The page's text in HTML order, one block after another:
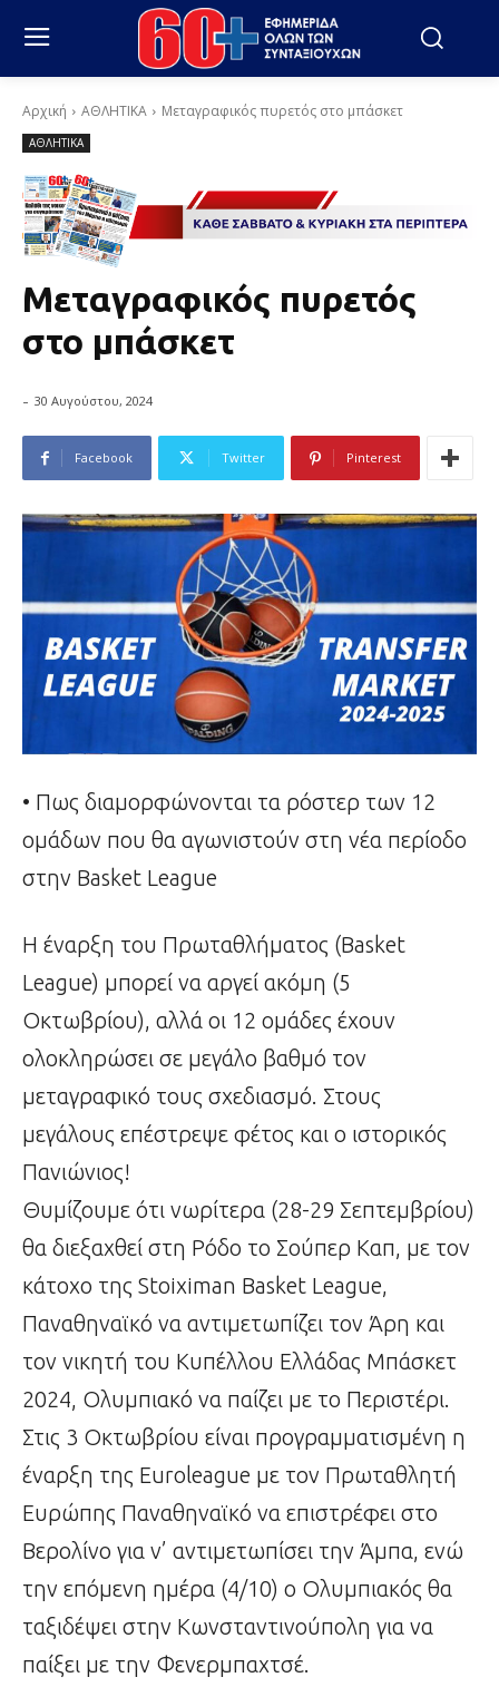
Αρχική ΑΘΛΗΤΙΚΑ Μεταγραφικός πυρετός στο μπάσκετ
ΑΘΛΗΤΙΚΑ
Μεταγραφικός πυρετός
στο μπάσκετ
- 30 Αυγούστου, 2024
Facebook Twitter Pinterest
• Πως διαμορφώνονται τα ρόστερ των 12
ομάδων που θα αγωνιστούν στη νέα περίοδο
στην Basket League
H έναρξη του Πρωταθλήματος (Basket
League) μπορεί να αργεί ακόμη (5
Οκτωβρίου), αλλά οι 12 ομάδες έχουν
ολοκληρώσει σε μεγάλο βαθμό τον
μεταγραφικό τους σχεδιασμό. Στους
μεγάλους επέστρεψε φέτος και ο ιστορικός
Πανιώνιος!
Θυμίζουμε ότι νωρίτερα (28-29 Σεπτεμβρίου)
θα διεξαχθεί στη Ρόδο το Σούπερ Καπ, με τον
κάτοχο της Stoiximan Basket League,
Παναθηναϊκό να αντιμετωπίζει τον Άρη και
τον νικητή του Κυπέλλου Ελλάδας Μπάσκετ
2024, Ολυμπιακό να παίζει με το Περιστέρι.
Στις 3 Οκτωβρίου είναι προγραμματισμένη η
έναρξη της Euroleague με τον Πρωταθλητή
Ευρώπης Παναθηναϊκό να επιστρέφει στο
Βερολίνο για ν’ αντιμετωπίσει την Άμπα, ενώ
την επόμενη ημέρα (4/10) ο Ολυμπιακός θα
ταξιδέψει στην Κωνσταντινούπολη για να
παίξει με την Φενερμπαχτσέ.